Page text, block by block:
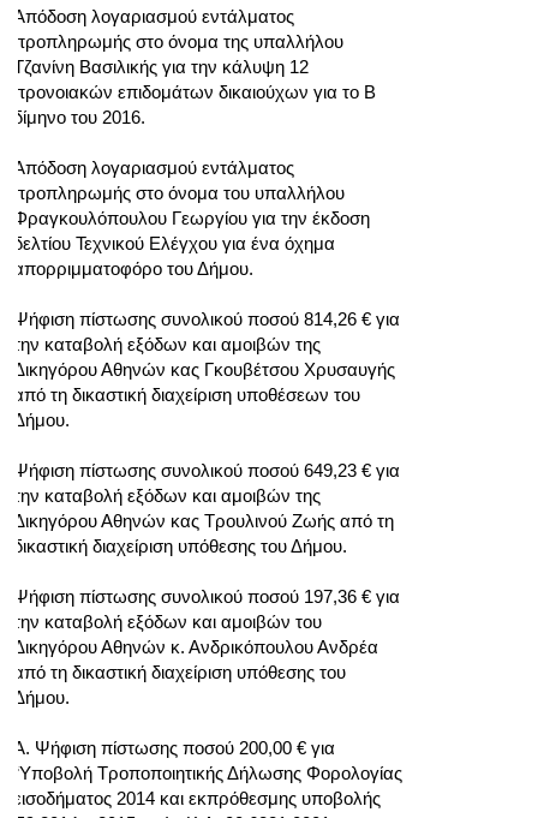
Απόδοση λογαριασμού εντάλματος
προπληρωμής στο όνομα της υπαλλήλου
Τζανίνη Βασιλικής για την κάλυψη 12
προνοιακών επιδομάτων δικαιούχων για το Β
δίμηνο του 2016.
Απόδοση λογαριασμού εντάλματος
προπληρωμής στο όνομα του υπαλλήλου
Φραγκουλόπουλου Γεωργίου για την έκδοση
δελτίου Τεχνικού Ελέγχου για ένα όχημα
απορριμματοφόρο του Δήμου.
Ψήφιση πίστωσης συνολικού ποσού 814,26 € για
την καταβολή εξόδων και αμοιβών της
Δικηγόρου Αθηνών κας Γκουβέτσου Χρυσαυγής
από τη δικαστική διαχείριση υποθέσεων του
Δήμου.
Ψήφιση πίστωσης συνολικού ποσού 649,23 € για
την καταβολή εξόδων και αμοιβών της
Δικηγόρου Αθηνών κας Τρουλινού Ζωής από τη
δικαστική διαχείριση υπόθεσης του Δήμου.
Ψήφιση πίστωσης συνολικού ποσού 197,36 € για
την καταβολή εξόδων και αμοιβών του
Δικηγόρου Αθηνών κ. Ανδρικόπουλου Ανδρέα
από τη δικαστική διαχείριση υπόθεσης του
Δήμου.
Α. Ψήφιση πίστωσης ποσού 200,00 € για
“Υποβολή Τροποποιητικής Δήλωσης Φορολογίας
εισοδήματος 2014 και εκπρόθεσμης υποβολής